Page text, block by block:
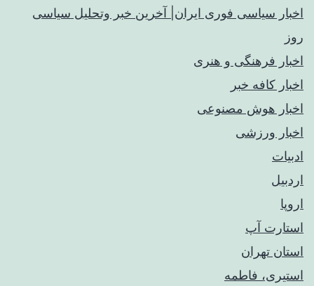
اخبار سیاسی فوری ایران| آخرین خبر وتحلیل سیاسی
روز
اخبار فرهنگی و هنری
اخبار کافه خبر
اخبار هوش مصنوعی
اخبار ورزشی
ادبیات
اردبیل
اروپا
استارت آپ
استان تهران
استیری، فاطمه